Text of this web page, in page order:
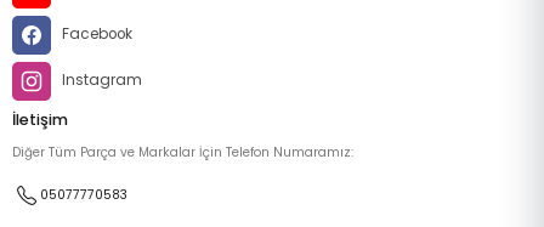
Facebook
Instagram
İletişim
Diğer Tüm Parça ve Markalar İçin Telefon Numaramız:
05077770583